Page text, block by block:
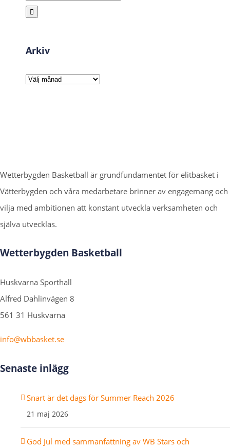
efter:
Arkiv
Arkiv
Wetterbygden Basketball är grundfundamentet för elitbasket i
Vätterbygden och våra medarbetare brinner av engagemang och
vilja med ambitionen att konstant utveckla verksamheten och
själva utvecklas.
Wetterbygden Basketball
Huskvarna Sporthall
Alfred Dahlinvägen 8
561 31 Huskvarna
info@wbbasket.se
Senaste inlägg
Snart är det dags för Summer Reach 2026
21 maj 2026
God Jul med sammanfattning av WB Stars och